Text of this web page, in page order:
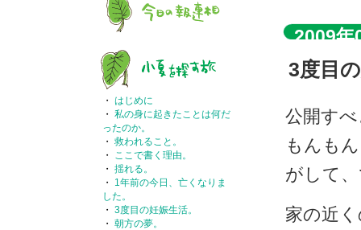
・ はじめに
・ 私の身に起きたことは何だ
ったのか。
・ 救われること。
・ ここで書く理由。
・ 揺れる。
・ 1年前の今日、亡くなりま
した。
・ 3度目の妊娠生活。
・ 朝方の夢。
2009年
3度目
公開す
もんも
がして
家の近